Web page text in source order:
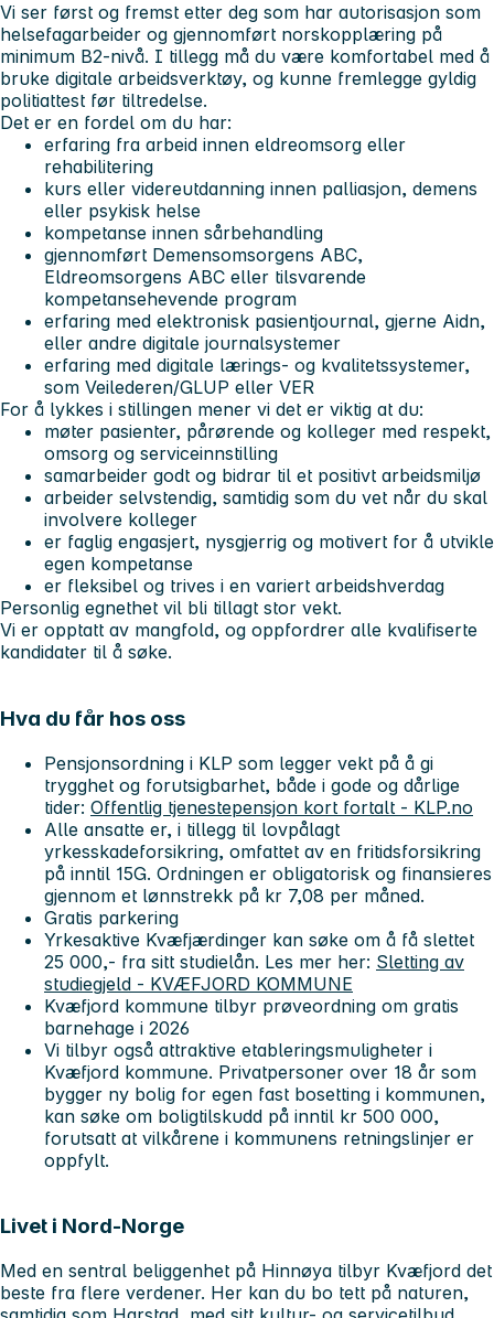
Vi ser først og fremst etter deg som har autorisasjon som
helsefagarbeider og gjennomført norskopplæring på
minimum B2-nivå. I tillegg må du være komfortabel med å
bruke digitale arbeidsverktøy, og kunne fremlegge gyldig
politiattest før tiltredelse.
Det er en fordel om du har:
erfaring fra arbeid innen eldreomsorg eller
rehabilitering
kurs eller videreutdanning innen palliasjon, demens
eller psykisk helse
kompetanse innen sårbehandling
gjennomført Demensomsorgens ABC,
Eldreomsorgens ABC eller tilsvarende
kompetansehevende program
erfaring med elektronisk pasientjournal, gjerne Aidn,
eller andre digitale journalsystemer
erfaring med digitale lærings- og kvalitetssystemer,
som Veilederen/GLUP eller VER
For å lykkes i stillingen mener vi det er viktig at du:
møter pasienter, pårørende og kolleger med respekt,
omsorg og serviceinnstilling
samarbeider godt og bidrar til et positivt arbeidsmiljø
arbeider selvstendig, samtidig som du vet når du skal
involvere kolleger
er faglig engasjert, nysgjerrig og motivert for å utvikle
egen kompetanse
er fleksibel og trives i en variert arbeidshverdag
Personlig egnethet vil bli tillagt stor vekt.
Vi er opptatt av mangfold, og oppfordrer alle kvalifiserte
kandidater til å søke.
Hva du får hos oss
Pensjonsordning i KLP som legger vekt på å gi
trygghet og forutsigbarhet, både i gode og dårlige
tider: Offentlig tjenestepensjon kort fortalt - KLP.no
Alle ansatte er, i tillegg til lovpålagt
yrkesskadeforsikring, omfattet av en fritidsforsikring
på inntil 15G. Ordningen er obligatorisk og finansieres
gjennom et lønnstrekk på kr 7,08 per måned.
Gratis parkering
Yrkesaktive Kvæfjærdinger kan søke om å få slettet
25 000,- fra sitt studielån. Les mer her: Sletting av
studiegjeld - KVÆFJORD KOMMUNE
Kvæfjord kommune tilbyr prøveordning om gratis
barnehage i 2026
Vi tilbyr også attraktive etableringsmuligheter i
Kvæfjord kommune. Privatpersoner over 18 år som
bygger ny bolig for egen fast bosetting i kommunen,
kan søke om boligtilskudd på inntil kr 500 000,
forutsatt at vilkårene i kommunens retningslinjer er
oppfylt.
Livet i Nord-Norge
Med en sentral beliggenhet på Hinnøya tilbyr Kvæfjord det
beste fra flere verdener. Her kan du bo tett på naturen,